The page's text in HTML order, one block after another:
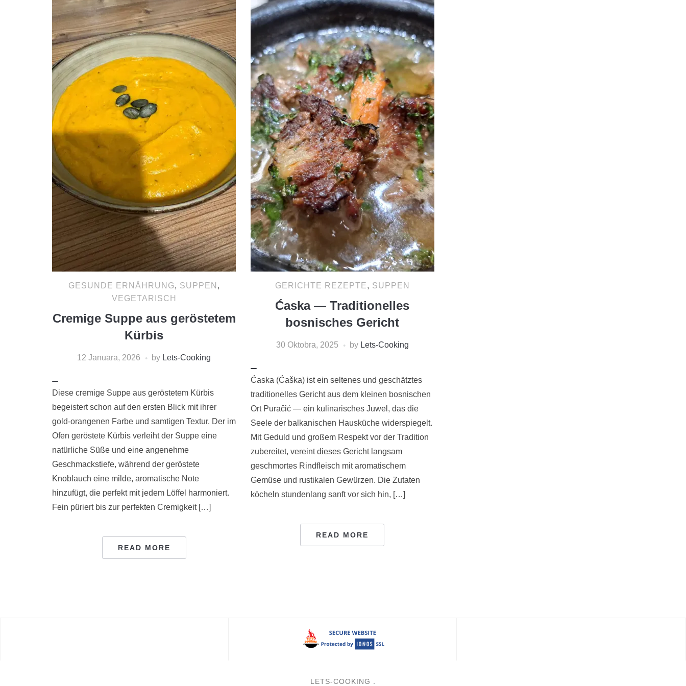
GESUNDE ERNÄHRUNG, SUPPEN ,
VEGETARISCH
Cremige Suppe aus geröstetem
Kürbis
12 Januara, 2026 by Lets-Cooking
Diese cremige Suppe aus geröstetem Kürbis
begeistert schon auf den ersten Blick mit ihrer
gold-orangenen Farbe und samtigen Textur. Der im
Ofen geröstete Kürbis verleiht der Suppe eine
natürliche Süße und eine angenehme
Geschmackstiefe, während der geröstete
Knoblauch eine milde, aromatische Note
hinzufügt, die perfekt mit jedem Löffel harmoniert.
Fein püriert bis zur perfekten Cremigkeit […]
READ MORE
GERICHTE REZEPTE, SUPPEN
Ćaska — Traditionelles
bosnisches Gericht
30 Oktobra, 2025 by Lets-Cooking
Ćaska (Ćaška) ist ein seltenes und geschätztes
traditionelles Gericht aus dem kleinen bosnischen
Ort Puračić — ein kulinarisches Juwel, das die
Seele der balkanischen Hausküche widerspiegelt.
Mit Geduld und großem Respekt vor der Tradition
zubereitet, vereint dieses Gericht langsam
geschmortes Rindfleisch mit aromatischem
Gemüse und rustikalen Gewürzen. Die Zutaten
köcheln stundenlang sanft vor sich hin, […]
READ MORE
LETS-COOKING